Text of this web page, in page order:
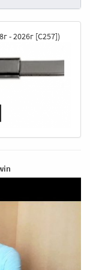
- 2026г [C257])